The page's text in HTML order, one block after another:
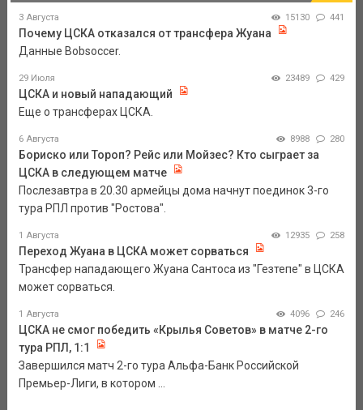
3 Августа 15130 441
Почему ЦСКА отказался от трансфера Жуана
Данные Bobsoccer.
29 Июля 23489 429
ЦСКА и новый нападающий
Еще о трансферах ЦСКА.
6 Августа 8988 280
Бориско или Тороп? Рейс или Мойзес? Кто сыграет за
ЦСКА в следующем матче
Послезавтра в 20.30 армейцы дома начнут поединок 3-го
тура РПЛ против "Ростова".
1 Августа 12935 258
Переход Жуана в ЦСКА может сорваться
Трансфер нападающего Жуана Сантоса из "Гезтепе" в ЦСКА
может сорваться.
1 Августа 4096 246
ЦСКА не смог победить «Крылья Советов» в матче 2-го
тура РПЛ, 1:1
Завершился матч 2-го тура Альфа-Банк Российской
Премьер-Лиги, в котором ...